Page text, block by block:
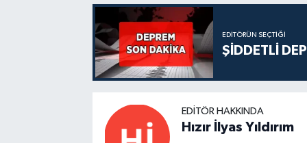
EDITÖRÜN SEÇTIĞI
ŞİDDETLİ
EDITÖR HAKKINDA
Hızır İlyas Yıldırım